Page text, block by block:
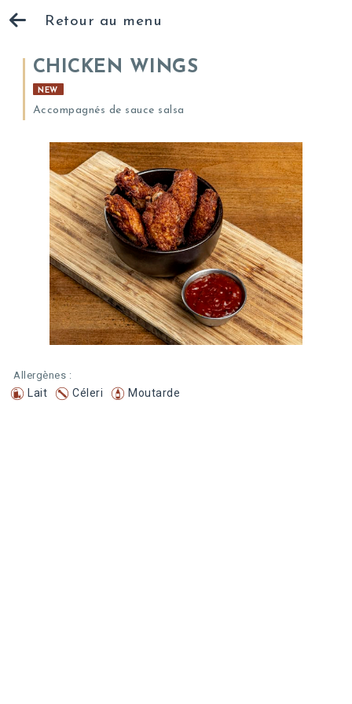
Retour au menu
CHICKEN WINGS
NEW
Accompagnés de sauce salsa
Allergènes :
Lait Céleri Moutarde